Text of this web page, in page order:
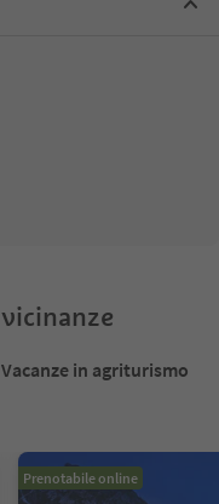
Vacanze in agriturismo
Prenotabile online